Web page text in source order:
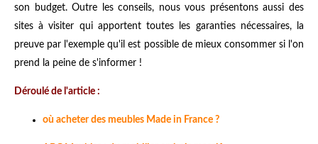
son budget. Outre les conseils, nous vous présentons aussi des
sites à visiter qui apportent toutes les garanties nécessaires, la
preuve par l'exemple qu'il est possible de mieux consommer si l'on
prend la peine de s'informer !
Déroulé de l'article :
où acheter des meubles Made in France ?